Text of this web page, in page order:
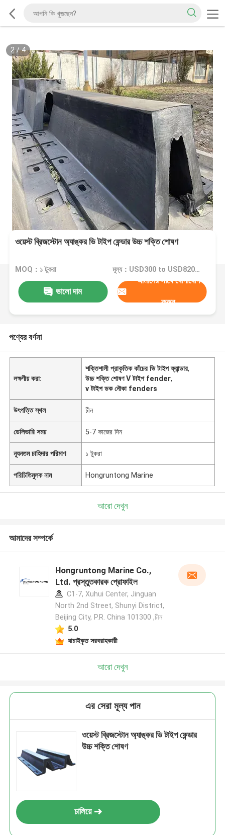
2/4
ওয়েস্ট ব্রিজস্টোন অ্যাঙ্কর ভি টাইপ ফেন্ডার উচ্চ শক্তি শোষণ
MOQ：১ টুকরা মূল্য：USD300 to USD820 Per Piece
ভালো দাম
আমাদের সাথে যোগাযোগ
করুন
পণ্যের বর্ণনা
লক্ষণীয় করা:
শক্তিশালী প্রাকৃতিক কাঁচের ভি টাইপ ফ্যান্ডার,
উচ্চ শক্তি শোষণ V টাইপ fender,
v টাইপ ডক নৌকা fenders
উৎপত্তি স্থল চীন
ডেলিভারি সময় 5-7 কাজের দিন
ন্যূনতম চাহিদার পরিমাণ ১ টুকরা
পরিচিতিমুলক নাম Hongruntong Marine
আরো দেখুন
আমাদের সম্পর্কে
Hongruntong Marine Co.,
Ltd. প্রস্তুতকারক প্রোফাইল
C1-7, Xuhui Center, Jinguan
North 2nd Street, Shunyi District,
Beijing City, P.R. China 101300 ,চীন
5.0
যাচাইকৃত সরবরাহকারী
আরো দেখুন
এর সেরা মূল্য পান
ওয়েস্ট ব্রিজস্টোন অ্যাঙ্কর ভি টাইপ ফেন্ডার
উচ্চ শক্তি শোষণ
চালিয়ে